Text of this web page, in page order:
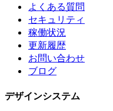
よくある質問
セキュリティ
稼働状況
更新履歴
お問い合わせ
ブログ
デザインシステム